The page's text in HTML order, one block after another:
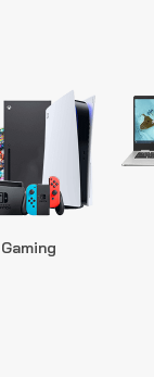
Gaming